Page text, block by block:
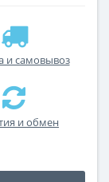
и самовывоз
и обмен